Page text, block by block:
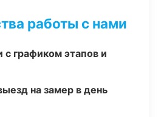
работы с нами
с графиком этапов и
на замер в день